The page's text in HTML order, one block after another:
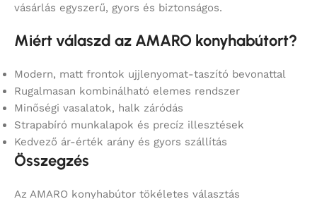
vásárlás egyszerű, gyors és biztonságos.
Miért válaszd az AMARO konyhabútort?
Modern, matt frontok ujjlenyomat-taszító bevonattal
Rugalmasan kombinálható elemes rendszer
Minőségi vasalatok, halk záródás
Strapabíró munkalapok és precíz illesztések
Kedvező ár-érték arány és gyors szállítás
Összegzés
Az AMARO konyhabútor tökéletes választás